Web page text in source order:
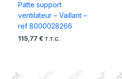
Patte support
ventilateur – Vaillant –
ref 8000028266
115,77 € T.T.C.